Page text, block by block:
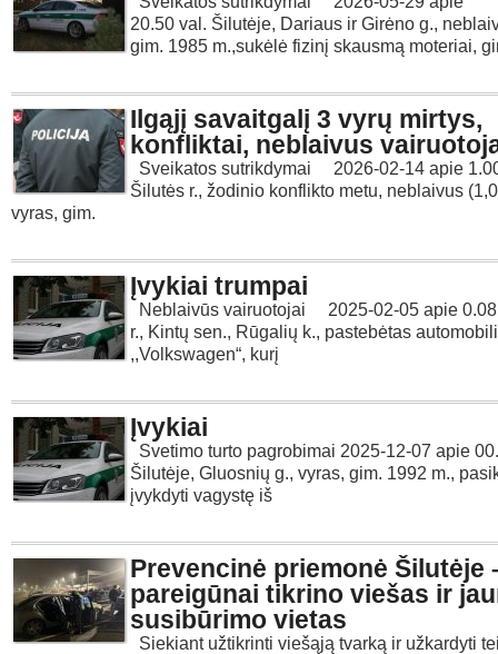
20.50 val. Šilutėje, Dariaus ir Girėno g.,
gim. 1985 m.,sukėlė fizinį skausmą moteriai,
Ilgąjį savaitgalį 3 vyrų mirtys,
konfliktai, neblaivus
Sveikatos sutrikdymai 2026-02-14 apie
Šilutės r., žodinio konflikto metu, neblaivus
vyras, gim.
Įvykiai trumpai
Neblaivūs vairuotojai 2025-02-05 apie
r., Kintų sen., Rūgalių k., pastebėtas
,,Volkswagen“, kurį
Įvykiai
Svetimo turto pagrobimai 2025-12-07 apie
Šilutėje, Gluosnių g., vyras, gim. 1992 m.,
įvykdyti vagystę iš
Prevencinė priemonė Šilutėje
pareigūnai tikrino viešas ir
susibūrimo vietas
Siekiant užtikrinti viešąją tvarką ir užkardyti